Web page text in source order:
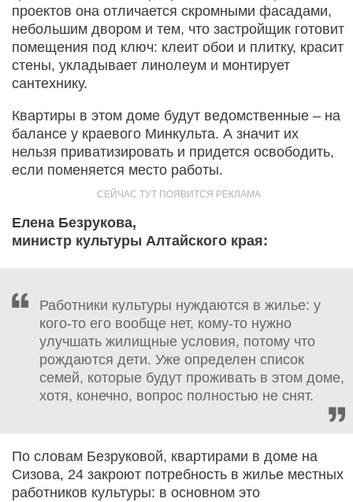
проектов она отличается скромными фасадами,
небольшим двором и тем, что застройщик готовит
помещения под ключ: клеит обои и плитку, красит
стены, укладывает линолеум и монтирует
сантехнику.
Квартиры в этом доме будут ведомственные – на
балансе у краевого Минкульта. А значит их
нельзя приватизировать и придется освободить,
если поменяется место работы.
Елена Безрукова,
министр культуры Алтайского края:
Работники культуры нуждаются в жилье: у
кого-то его вообще нет, кому-то нужно
улучшать жилищные условия, потому что
рождаются дети. Уже определен список
семей, которые будут проживать в этом доме,
хотя, конечно, вопрос полностью не снят.
По словам Безруковой, квартирами в доме на
Сизова, 24 закроют потребность в жилье местных
работников культуры: в основном это